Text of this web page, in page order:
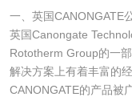
一、英国CANONGATE
英国Canongate
Rototherm Group的一
解决方案上有着丰富的
CANONGATE的产品被